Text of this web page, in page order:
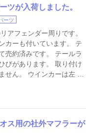
ツが入荷しました。
ーツ
アフェンダー周りです。
カーも付いています。 テ
売約済みです。 テールラ
びがあります。 取り付け
せん。 ウインカーは左 …
ス用の社外マフラーが